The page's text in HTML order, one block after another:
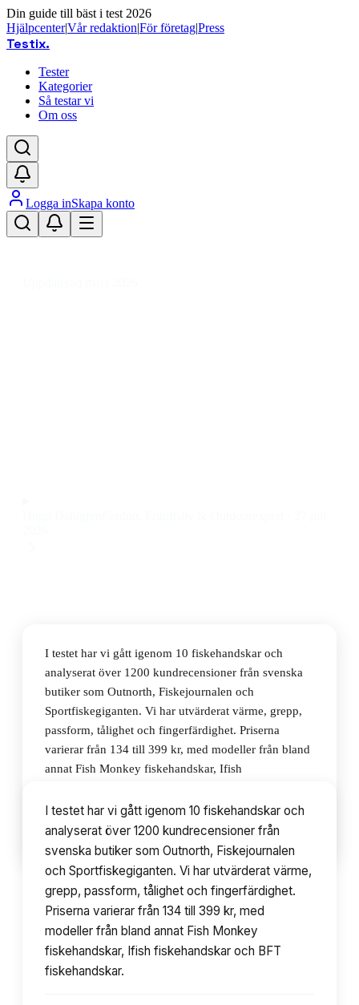
Din guide till bäst i test 2026
Hjälpcenter|Vår redaktion|För företag|Press
Testix.
Tester
Kategorier
Så testar vi
Om oss
Logga inSkapa konto
I testet har vi gått igenom 10 fiskehandskar och
analyserat över 1200 kundrecensioner från svenska
butiker som Outnorth, Fiskejournalen och
Sportfiskegiganten. Vi har utvärderat värme, grepp,
passform, tålighet och fingerfärdighet. Priserna
varierar från 134 till 399 kr, med modeller från bland
annat Fish Monkey fiskehandskar, Ifish
Innehållsförteckning 10avsnitt
I testet har vi gått igenom 10 fiskehandskar och
analyserat över 1200 kundrecensioner från
svenska butiker som Outnorth, Fiskejournalen
och Sportfiskegiganten. Vi har utvärderat värme,
grepp, passform, tålighet och fingerfärdighet.
Priserna varierar från 134 till 399 kr, med
modeller från bland annat Fish Monkey
fiskehandskar, Ifish fiskehandskar och BFT
fiskehandskar.